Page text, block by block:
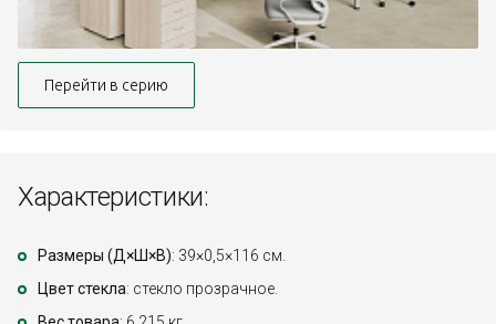
Перейти в серию
Характеристики:
Размеры (Д×Ш×В): 39×0,5×116 см.
Цвет стекла: стекло прозрачное.